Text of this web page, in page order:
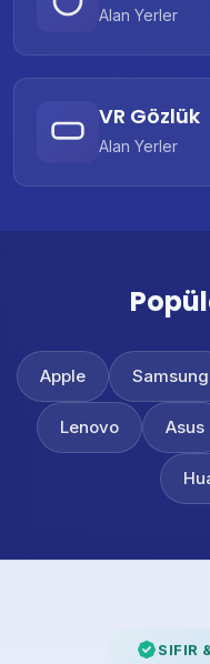
Alan Yerler
VR Gözlük
Alan Yerler
Apple Samsung
Lenovo Asus
SIFIR